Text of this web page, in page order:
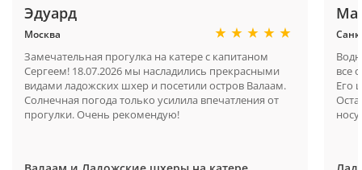
Эдуард
Москва
Замечательная прогулка на катере с капитаном
Сергеем! 18.07.2026 мы насладились прекрасными
видами ладожских шхер и посетили остров Валаам.
Солнечная погода только усилила впечатления от
прогулки. Очень рекомендую!
все
Его